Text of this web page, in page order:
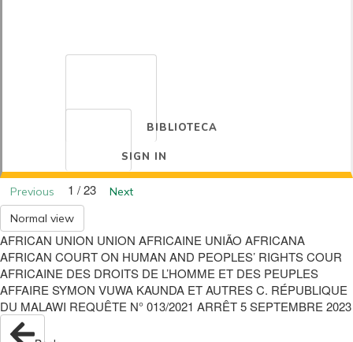
BIBLIOTECA
SIGN IN
Previous 1 / 23
Next
Normal view
AFRICAN UNION UNION AFRICAINE UNIÃO AFRICANA
AFRICAN COURT ON HUMAN AND PEOPLES’ RIGHTS COUR
AFRICAINE DES DROITS DE L’HOMME ET DES PEUPLES
AFFAIRE SYMON VUWA KAUNDA ET AUTRES C. RÉPUBLIQUE
DU MALAWI REQUÊTE N° 013/2021 ARRÊT 5 SEPTEMBRE 2023